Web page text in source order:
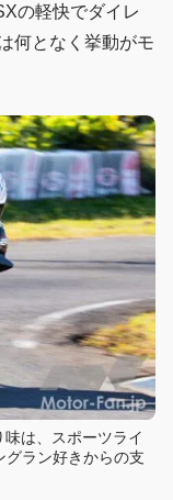
の軽快でダイレ
何となく挙動がモ
は、スポーツライ
ラン好きからの支